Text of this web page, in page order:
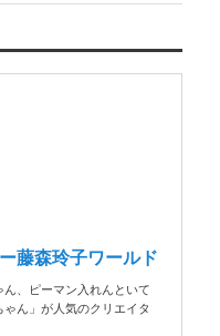
藤森玲子ワールド
、ピーマン入れんといて
ん」が人気のクリエイタ